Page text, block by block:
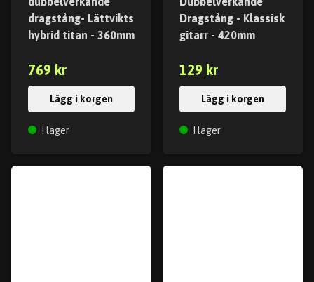
dragstång- Lättvikts
hybrid titan - 360mm
769 kr
Lägg i korgen
I lager
Dragstång - Klassisk
gitarr - 420mm
129 kr
Lägg i korgen
I lager